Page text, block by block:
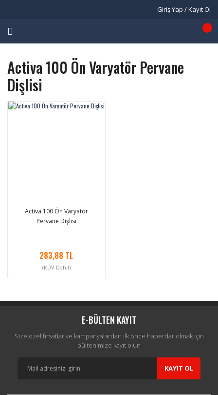
Giriş Yap / Kayıt Ol
Activa 100 Ön Varyatör Pervane
Dişlisi
Activa 100 Ön Varyatör
Pervane Dişlisi
283,88 TL
(KDV Dahil)
E-BÜLTEN KAYIT
Size özel fırsatlar ve kampanyalardan ilk önce haberdar olmak için
bültenimize kayıt olun
KAYIT OL